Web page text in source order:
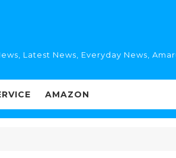
Latest News, Everyday News,
AMAZON